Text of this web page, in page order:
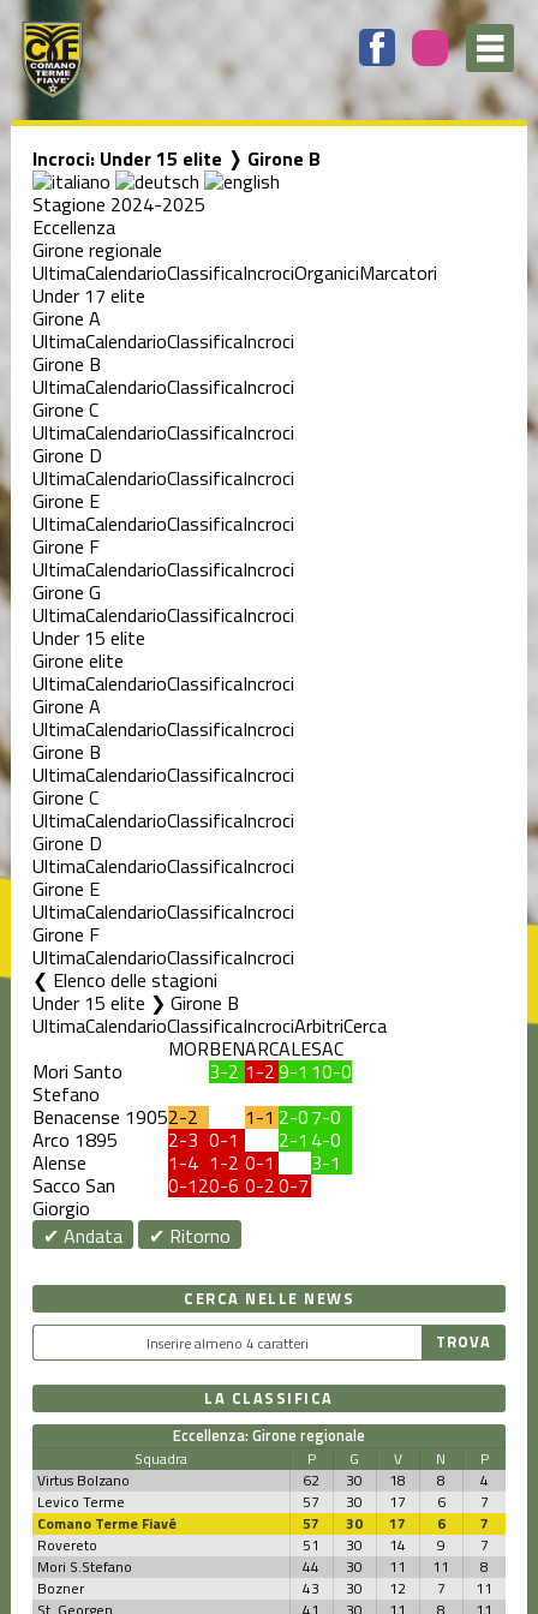
Incroci: Under 15 elite ❭ Girone B
Stagione 2024-2025
Eccellenza
Girone regionale
UltimaCalendarioClassificaIncrociOrganiciMarcatori
Under 17 elite
Girone A
UltimaCalendarioClassificaIncroci
Girone B
UltimaCalendarioClassificaIncroci
Girone C
UltimaCalendarioClassificaIncroci
Girone D
UltimaCalendarioClassificaIncroci
Girone E
UltimaCalendarioClassificaIncroci
Girone F
UltimaCalendarioClassificaIncroci
Girone G
UltimaCalendarioClassificaIncroci
Under 15 elite
Girone elite
UltimaCalendarioClassificaIncroci
Girone A
UltimaCalendarioClassificaIncroci
Girone B
UltimaCalendarioClassificaIncroci
Girone C
UltimaCalendarioClassificaIncroci
Girone D
UltimaCalendarioClassificaIncroci
Girone E
UltimaCalendarioClassificaIncroci
Girone F
UltimaCalendarioClassificaIncroci
Elenco delle stagioni
Under 15 elite ❯ Girone B
UltimaCalendarioClassificaIncrociArbitriCerca
MORBENARCALESAC
Mori Santo
Stefano
3-2 1-29-1 10-0
Benacense 19052-2 1-1 2-07-0
Arco 1895 2-3 0-1 2-1 4-0
Alense 1-4 1-2 0-1 3-1
Sacco San
Giorgio
0-120-6 0-20-7
✔ Andata
✔ Ritorno
CERCA NELLE NEWS
LA CLASSIFICA
Eccellenza: Girone regionale
Squadra P G V N
P
Virtus Bolzano
62 30 18 8
4
Levico Terme
57 30 17 6
7
Comano Terme Fiavé
57 30 17 6
7
Rovereto
51 30 14 9
7
Mori S.Stefano
44 30 11 11
8
Bozner
43 30 12 7
11